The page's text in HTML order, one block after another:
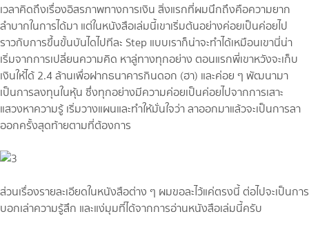
เวลาคิดถึงเรื่องอิสรภาพทางการเงิน สิ่งแรกที่ผมนึกถึงคือความยาก
ลำบากในการได้มา แต่ในหนังสือเล่มนี้เขาเริ่มต้นอย่างค่อยเป็นค่อยไป
ราวกับการขึ้นขั้นบันไดไปทีละ Step แบบเราก็น่าจะทำได้เหมือนเขานี่น่า
เริ่มจากการเปลี่ยนความคิด หาลู่ทางทุกอย่าง ตอนแรกพี่เขาหวังจะเก็บ
เงินให้ได้ 2.4 ล้านเพื่อฝากธนาคารกินดอก (ฮา) และค่อย ๆ พัฒนามา
เป็นการลงทุนในหุ้น ซึ่งทุกอย่างมีความค่อยเป็นค่อยไปจากการเสาะ
แสวงหาความรู้ เริ่มวางแผนและทำให้มั่นใจว่า ลาออกมาแล้วจะเป็นการลา
ออกครั้งสุดท้ายตามที่ต้องการ
ส่วนเรื่องรายละเอียดในหนังสือต่าง ๆ ผมขอละไว้แค่ตรงนี้ ต่อไปจะเป็นการ
บอกเล่าความรู้สึก และแง่มุมที่ได้จากการอ่านหนังสือเล่มนี้ครับ